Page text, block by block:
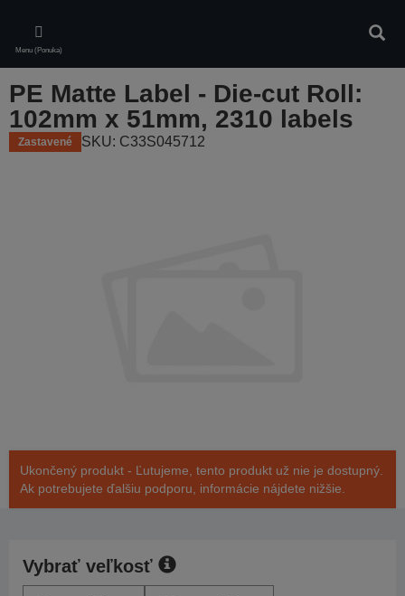
main
content
Menu (Ponuka)
PE Matte Label - Die-cut Roll:
102mm x 51mm, 2310 labels
Zastavené SKU: C33S045712
Ukončený produkt - Ľutujeme, tento produkt už nie je dostupný.
Ak potrebujete ďalšiu podporu, informácie nájdete nižšie.
Vybrať veľkosť